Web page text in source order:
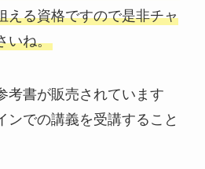
える資格ですので是非チャ
いね。
考書が販売されています
ンでの講義を受講すること